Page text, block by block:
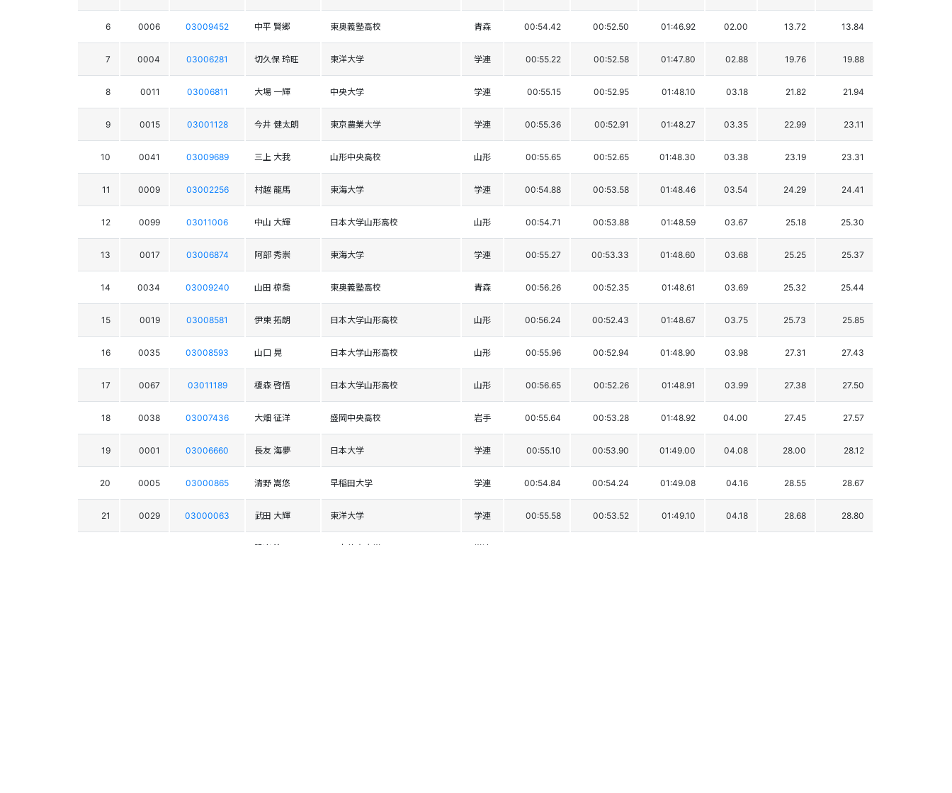
6 0006 03009452 中平 賢郷 東奥義塾高校 青森 00:54.42 00:52.50 01:46.92 02.00 13.72 13.84
7 0004 03006281 切久保 玲旺 東洋大学 学連 00:55.22 00:52.58 01:47.80 02.88 19.76 19.88
8 0011 03006811 大場 一輝 中央大学 学連 00:55.15 00:52.95 01:48.10 03.18 21.82 21.94
9 0015 03001128 今井 健太朗 東京農業大学 学連 00:55.36 00:52.91 01:48.27 03.35 22.99 23.11
10 0041 03009689 三上 大我 山形中央高校 山形 00:55.65 00:52.65 01:48.30 03.38 23.19 23.31
11 0009 03002256 村越 龍馬 東海大学 学連 00:54.88 00:53.58 01:48.46 03.54 24.29 24.41
12 0099 03011006 中山 大輝 日本大学山形高校 山形 00:54.71 00:53.88 01:48.59 03.67 25.18 25.30
13 0017 03006874 阿部 秀崇 東海大学 学連 00:55.27 00:53.33 01:48.60 03.68 25.25 25.37
14 0034 03009240 山田 椋喬 東奥義塾高校 青森 00:56.26 00:52.35 01:48.61 03.69 25.32 25.44
15 0019 03008581 伊東 拓朗 日本大学山形高校 山形 00:56.24 00:52.43 01:48.67 03.75 25.73 25.85
16 0035 03008593 山口 晃 日本大学山形高校 山形 00:55.96 00:52.94 01:48.90 03.98 27.31 27.43
17 0067 03011189 榎森 啓悟 日本大学山形高校 山形 00:56.65 00:52.26 01:48.91 03.99 27.38 27.50
18 0038 03007436 大畑 征洋 盛岡中央高校 岩手 00:55.64 00:53.28 01:48.92 04.00 27.45 27.57
19 0001 03006660 長友 海夢 日本大学 学連 00:55.10 00:53.90 01:49.00 04.08 28.00 28.12
20 0005 03000865 清野 嵩悠 早稲田大学 学連 00:54.84 00:54.24 01:49.08 04.16 28.55 28.67
21 0029 03000063 武田 大輝 東洋大学 学連 00:55.58 00:53.52 01:49.10 04.18 28.68 28.80
設楽 渉 日本体育大学 学連